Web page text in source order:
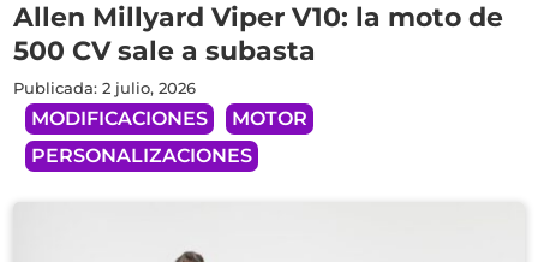
Allen Millyard Viper V10: la moto de
500 CV sale a subasta
Publicada: 2 julio, 2026
MODIFICACIONES
MOTOR
PERSONALIZACIONES